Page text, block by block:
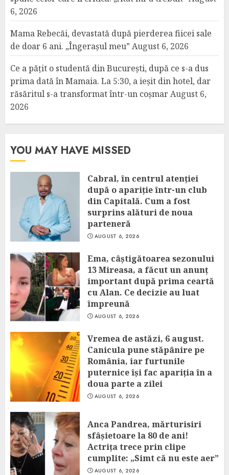
6, 2026
Mama Rebecăi, devastată după pierderea fiicei sale
de doar 6 ani. „Îngerașul meu” August 6, 2026
Ce a pățit o studentă din București, după ce s-a dus
prima dată în Mamaia. La 5:30, a ieșit din hotel, dar
răsăritul s-a transformat într-un coșmarAugust 6,
2026
YOU MAY HAVE MISSED
Cabral, în centrul atenției
după o apariție într-un club
din Capitală. Cum a fost
surprins alături de noua
parteneră
AUGUST 6, 2026
Ema, câștigătoarea sezonului
13 Mireasa, a făcut un anunț
important după prima ceartă
cu Alan. Ce decizie au luat
împreună
AUGUST 6, 2026
Vremea de astăzi, 6 august.
Canicula pune stăpânire pe
România, iar furtunile
puternice își fac apariția în a
doua parte a zilei
AUGUST 6, 2026
Anca Pandrea, mărturisiri
sfâșietoare la 80 de ani!
Actrița trece prin clipe
cumplite: „Simt că nu este aer”
AUGUST 6, 2026